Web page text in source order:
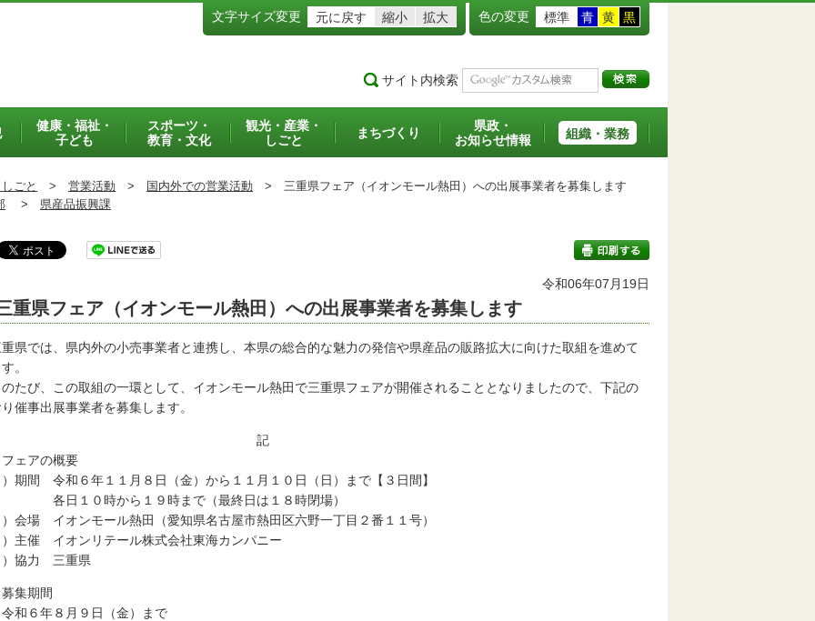
文字サイズ変更 元に戻す 縮小 拡大 色の変更 標準 青 黄 黒
サイト内検索
健康・福祉・
子ども
スポーツ・
教育・文化
観光・産業・
しごと
まちづくり
県政・
お知らせ情報
組織・業務
ごと > 営業活動 > 国内外での営業活動 > 三重県フェア（イオンモール熱田）への出展事業者を募集します
> 県産品振興課
印刷する
令和06年07月19日
重県フェア（イオンモール熱田）への出展事業者を募集します
県では、県内外の小売事業者と連携し、本県の総合的な魅力の発信や県産品の販路拡大に向けた取組を進めて
。
たび、この取組の一環として、イオンモール熱田で三重県フェアが開催されることとなりましたので、下記の
催事出展事業者を募集します。
フェアの概要
）期間 令和６年１１月８日（金）から１１月１０日（日）まで【３日間】
１０時から１９時まで（最終日は１８時閉場）
）会場 イオンモール熱田（愛知県名古屋市熱田区六野一丁目２番１１号）
）主催 イオンリテール株式会社東海カンパニー
）協力 三重県
募集期間
６年８月９日（金）まで